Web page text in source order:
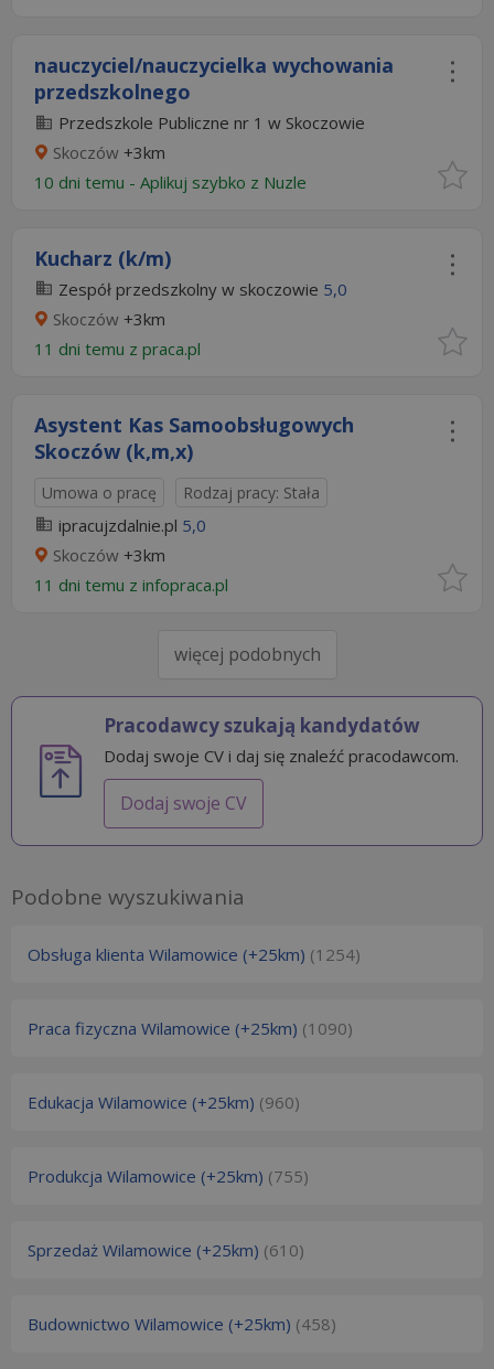
nauczyciel/nauczycielka wychowania
przedszkolnego
Przedszkole Publiczne nr 1 w Skoczowie
Skoczów +3km
10 dni temu - Aplikuj szybko z Nuzle
Kucharz (k/m)
Zespół przedszkolny w skoczowie 5,0
Skoczów +3km
11 dni temu z praca.pl
Asystent Kas Samoobsługowych
Skoczów (k,m,x)
Umowa o pracę Rodzaj pracy: Stała
ipracujzdalnie.pl 5,0
Skoczów +3km
11 dni temu z infopraca.pl
więcej podobnych
Pracodawcy szukają kandydatów
Dodaj swoje CV i daj się znaleźć pracodawcom.
Dodaj swoje CV
Podobne wyszukiwania
Obsługa klienta Wilamowice (+25km) (1254)
Praca fizyczna Wilamowice (+25km) (1090)
Edukacja Wilamowice (+25km) (960)
Produkcja Wilamowice (+25km) (755)
Sprzedaż Wilamowice (+25km) (610)
Budownictwo Wilamowice (+25km) (458)